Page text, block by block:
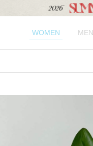
WOMEN MEN